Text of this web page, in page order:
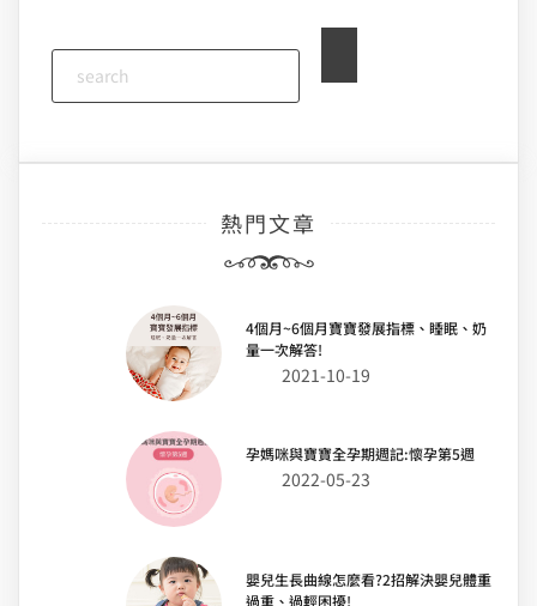
熱門文章
4個月~6個月寶寶發展指標、睡眠、奶
量一次解答!
2021-10-19
孕媽咪與寶寶全孕期週記:懷孕第5週
2022-05-23
嬰兒生長曲線怎麼看?2招解決嬰兒體重
過重、過輕困擾!